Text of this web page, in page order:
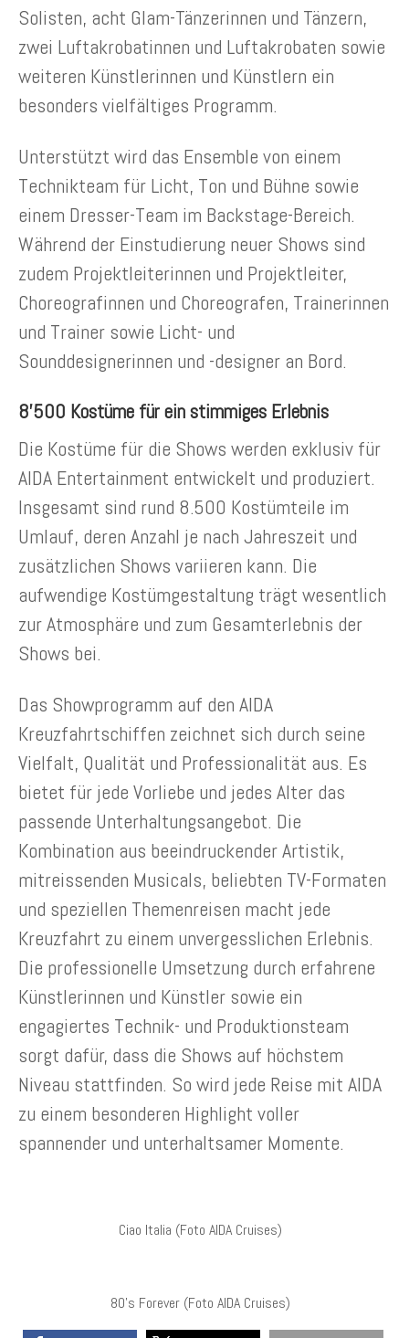
Solisten, acht Glam-Tänzerinnen und Tänzern,
zwei Luftakrobatinnen und Luftakrobaten sowie
weiteren Künstlerinnen und Künstlern ein
besonders vielfältiges Programm.
Unterstützt wird das Ensemble von einem
Technikteam für Licht, Ton und Bühne sowie
einem Dresser-Team im Backstage-Bereich.
Während der Einstudierung neuer Shows sind
zudem Projektleiterinnen und Projektleiter,
Choreografinnen und Choreografen, Trainerinnen
und Trainer sowie Licht- und
Sounddesignerinnen und -designer an Bord.
8’500 Kostüme für ein stimmiges Erlebnis
Die Kostüme für die Shows werden exklusiv für
AIDA Entertainment entwickelt und produziert.
Insgesamt sind rund 8.500 Kostümteile im
Umlauf, deren Anzahl je nach Jahreszeit und
zusätzlichen Shows variieren kann. Die
aufwendige Kostümgestaltung trägt wesentlich
zur Atmosphäre und zum Gesamterlebnis der
Shows bei.
Das Showprogramm auf den AIDA
Kreuzfahrtschiffen zeichnet sich durch seine
Vielfalt, Qualität und Professionalität aus. Es
bietet für jede Vorliebe und jedes Alter das
passende Unterhaltungsangebot. Die
Kombination aus beeindruckender Artistik,
mitreissenden Musicals, beliebten TV-Formaten
und speziellen Themenreisen macht jede
Kreuzfahrt zu einem unvergesslichen Erlebnis.
Die professionelle Umsetzung durch erfahrene
Künstlerinnen und Künstler sowie ein
engagiertes Technik- und Produktionsteam
sorgt dafür, dass die Shows auf höchstem
Niveau stattfinden. So wird jede Reise mit AIDA
zu einem besonderen Highlight voller
spannender und unterhaltsamer Momente.
Ciao Italia (Foto AIDA Cruises)
80’s Forever (Foto AIDA Cruises)